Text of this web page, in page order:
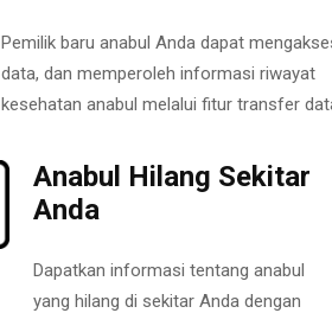
Pemilik baru anabul Anda dapat
data, dan memperoleh informasi riwayat
kesehatan anabul melalui fitur transfer
Anabul Hilang Sekitar
Anda
Dapatkan informasi tentang anabul
yang hilang di sekitar Anda dengan